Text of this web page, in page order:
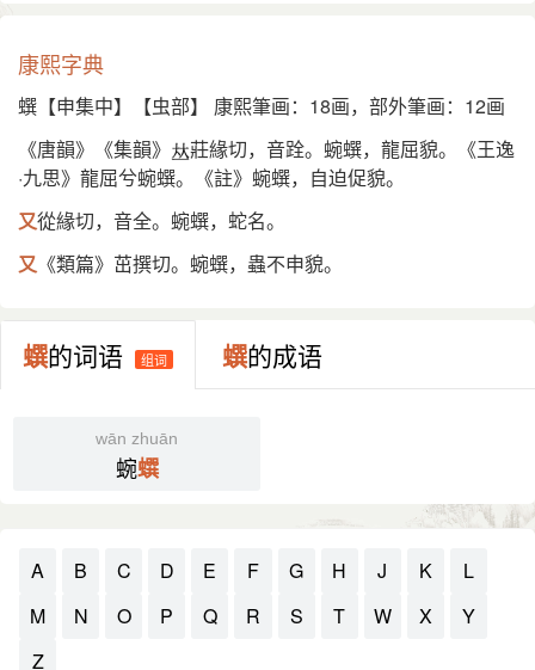
康熙字典
蟤【申集中】【虫部】 康熙筆画：18画，部外筆画：12画
《唐韻》《集韻》
莊緣切，音跧。蜿蟤，龍屈貌。《王逸
·九思》龍屈兮蜿蟤。《註》蜿蟤，自迫促貌。
又從緣切，音全。蜿蟤，蛇名。
又 《類篇》茁撰切。蜿蟤，蟲不申貌。
蟤的词语 组词 蟤的成语
wān zhuān
蜿蟤
A B C D E F G H J K
L
M
N O P Q R S T W X
Y
Z